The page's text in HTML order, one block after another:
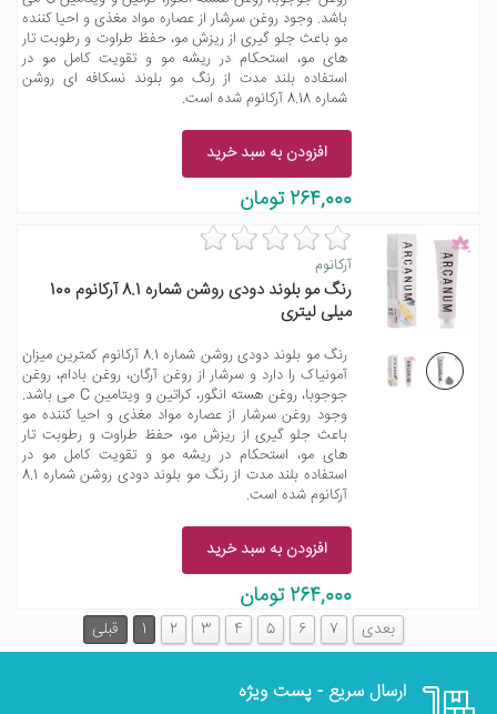
باشد. وجود روغن سرشار از عصاره مواد مغذی و احیا کننده
مو باعث جلو گیری از ریزش مو، حفظ طراوت و رطوبت تار
های مو، استحکام در ریشه مو و تقویت کامل مو در
استفاده بلند مدت از رنگ مو بلوند نسکافه ای روشن
شماره 8.18 آرکانوم شده است.
افزودن به سبد خرید
264,000 تومان
آرکانوم
رنگ مو بلوند دودی روشن شماره 8.1 آرکانوم 100
میلی لیتری
رنگ مو بلوند دودی روشن شماره 8.1 آرکانوم کمترین میزان
آمونیاک را دارد و سرشار از روغن آرگان، روغن بادام، روغن
جوجوبا، روغن هسته انگور، کراتین و ویتامین C می باشد.
وجود روغن سرشار از عصاره مواد مغذی و احیا کننده مو
باعث جلو گیری از ریزش مو، حفظ طراوت و رطوبت تار
های مو، استحکام در ریشه مو و تقویت کامل مو در
استفاده بلند مدت از رنگ مو بلوند دودی روشن شماره 8.1
آرکانوم شده است.
افزودن به سبد خرید
264,000 تومان
قبلی 1 2 3 4 5 6 7 بعدی
ارسال سریع - پست ویژه